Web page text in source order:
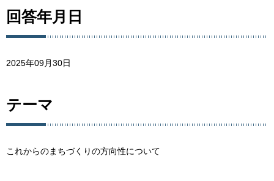
回答年月日
2025年09月30日
テーマ
これからのまちづくりの方向性について